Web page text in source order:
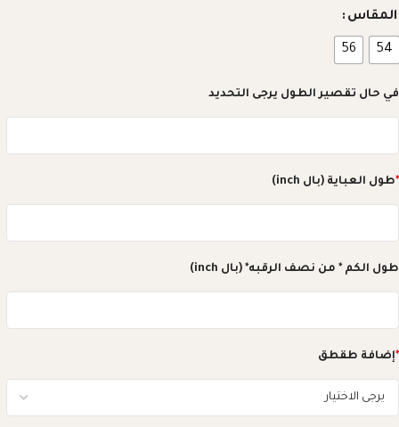
المقاس
54
56
في حال تقصير الطول يرجى التحديد
*طول العباية (بال inch)
طول الكم * من نصف الرقبه* (بال inch)
*إضافة طقطق